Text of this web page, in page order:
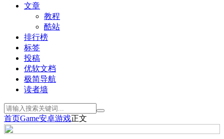
文章
教程
酷站
排行榜
标签
投稿
优软文档
极简导航
读者墙
首页Game安卓游戏正文